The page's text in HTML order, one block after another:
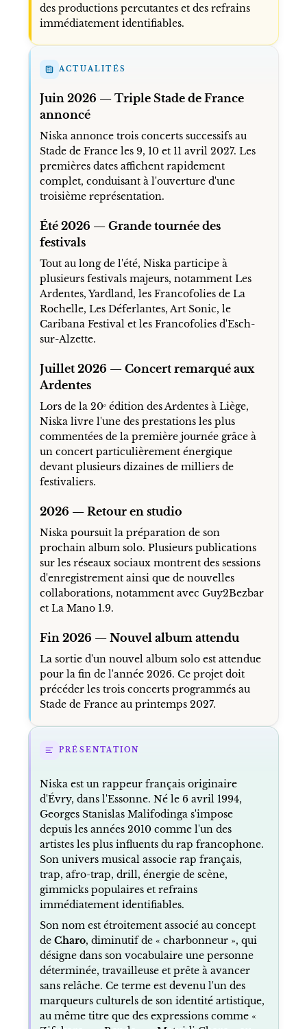
des productions percutantes et des refrains
immédiatement identifiables.
ACTUALITÉS
Juin 2026 — Triple Stade de France
annoncé
Niska annonce trois concerts successifs au
Stade de France les 9, 10 et 11 avril 2027. Les
premières dates affichent rapidement
complet, conduisant à l'ouverture d'une
troisième représentation.
Été 2026 — Grande tournée des
festivals
Tout au long de l'été, Niska participe à
plusieurs festivals majeurs, notamment Les
Ardentes, Yardland, les Francofolies de La
Rochelle, Les Déferlantes, Art Sonic, le
Caribana Festival et les Francofolies d'Esch-
sur-Alzette.
Juillet 2026 — Concert remarqué aux
Ardentes
Lors de la 20ᵉ édition des Ardentes à Liège,
Niska livre l'une des prestations les plus
commentées de la première journée grâce à
un concert particulièrement énergique
devant plusieurs dizaines de milliers de
festivaliers.
2026 — Retour en studio
Niska poursuit la préparation de son
prochain album solo. Plusieurs publications
sur les réseaux sociaux montrent des sessions
d'enregistrement ainsi que de nouvelles
collaborations, notamment avec Guy2Bezbar
et La Mano 1.9.
Fin 2026 — Nouvel album attendu
La sortie d'un nouvel album solo est attendue
pour la fin de l'année 2026. Ce projet doit
précéder les trois concerts programmés au
Stade de France au printemps 2027.
PRÉSENTATION
Niska est un rappeur français originaire
d'Évry, dans l'Essonne. Né le 6 avril 1994,
Georges Stanislas Malifodinga s'impose
depuis les années 2010 comme l'un des
artistes les plus influents du rap francophone.
Son univers musical associe rap français,
trap, afro-trap, drill, énergie de scène,
gimmicks populaires et refrains
immédiatement identifiables.
Son nom est étroitement associé au concept
de Charo, diminutif de « charbonneur », qui
désigne dans son vocabulaire une personne
déterminée, travailleuse et prête à avancer
sans relâche. Ce terme est devenu l'un des
marqueurs culturels de son identité artistique,
au même titre que des expressions comme «